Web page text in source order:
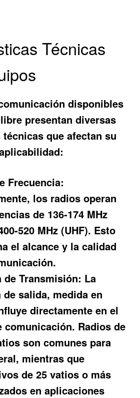
Técnicas
disponibles
presentan diversas
que afectan su
Frecuencia:
los radios operan
de 136-174 MHz
520 MHz (UHF). Esto
el alcance y la calidad
de Transmisión: La
de salida, medida en
directamente en el
comunicación. Radios de
son comunes para
mientras que
de 25 vatios o más
en aplicaciones